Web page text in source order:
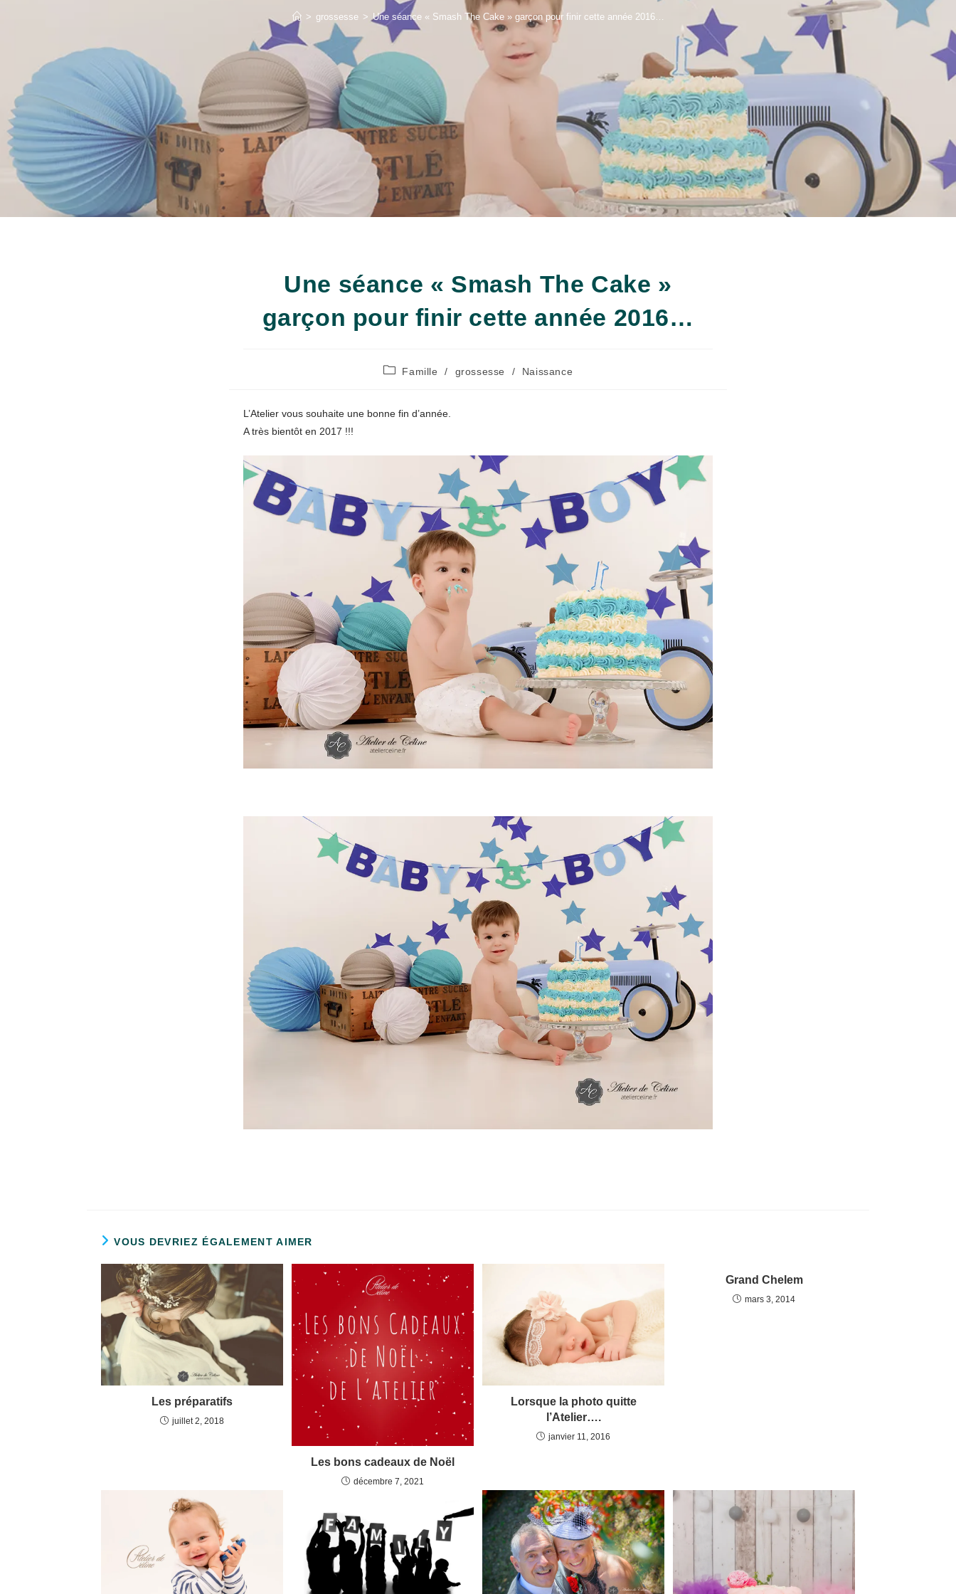
> grossesse > Une séance « Smash The Cake » garçon pour finir cette année 2016…
Une séance « Smash The Cake »
garçon pour finir cette année 2016…
PostFamille / grossesse / Naissance
L’Atelier vous souhaite une bonne fin d’année.
A très bientôt en 2017 !!!
VOUS DEVRIEZ ÉGALEMENT AIMER
Les préparatifs
juillet 2, 2018
Les bons cadeaux de Noël
décembre 7, 2021
Lorsque la photo quitte
l’Atelier….
janvier 11, 2016
Grand Chelem
mars 3, 2014